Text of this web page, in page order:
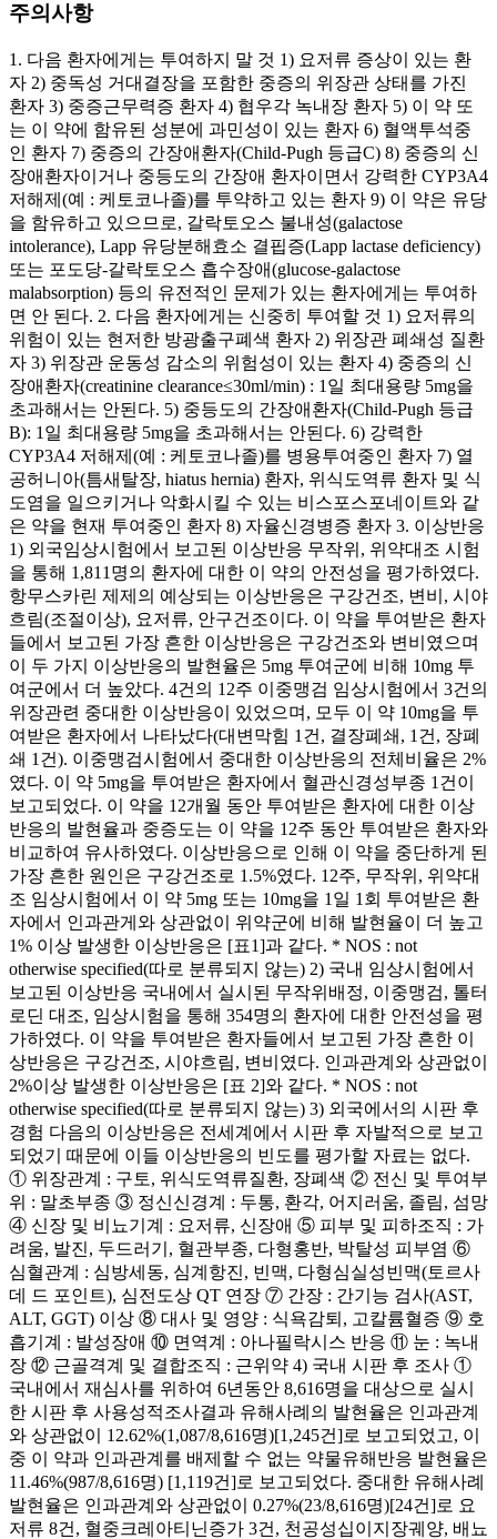
주의사항
1. 다음 환자에게는 투여하지 말 것 1) 요저류 증상이 있는 환
자 2) 중독성 거대결장을 포함한 중증의 위장관 상태를 가진
환자 3) 중증근무력증 환자 4) 협우각 녹내장 환자 5) 이 약 또
는 이 약에 함유된 성분에 과민성이 있는 환자 6) 혈액투석중
인 환자 7) 중증의 간장애환자(Child-Pugh 등급C) 8) 중증의 신
장애환자이거나 중등도의 간장애 환자이면서 강력한 CYP3A4
저해제(예 : 케토코나졸)를 투약하고 있는 환자 9) 이 약은 유당
을 함유하고 있으므로, 갈락토오스 불내성(galactose
intolerance), Lapp 유당분해효소 결핍증(Lapp lactase deficiency)
또는 포도당-갈락토오스 흡수장애(glucose-galactose
malabsorption) 등의 유전적인 문제가 있는 환자에게는 투여하
면 안 된다. 2. 다음 환자에게는 신중히 투여할 것 1) 요저류의
위험이 있는 현저한 방광출구폐색 환자 2) 위장관 폐쇄성 질환
자 3) 위장관 운동성 감소의 위험성이 있는 환자 4) 중증의 신
장애환자(creatinine clearance≤30ml/min) : 1일 최대용량 5mg을
초과해서는 안된다. 5) 중등도의 간장애환자(Child-Pugh 등급
B): 1일 최대용량 5mg을 초과해서는 안된다. 6) 강력한
CYP3A4 저해제(예 : 케토코나졸)를 병용투여중인 환자 7) 열
공허니아(틈새탈장, hiatus hernia) 환자, 위식도역류 환자 및 식
도염을 일으키거나 악화시킬 수 있는 비스포스포네이트와 같
은 약을 현재 투여중인 환자 8) 자율신경병증 환자 3. 이상반응
1) 외국임상시험에서 보고된 이상반응 무작위, 위약대조 시험
을 통해 1,811명의 환자에 대한 이 약의 안전성을 평가하였다.
항무스카린 제제의 예상되는 이상반응은 구강건조, 변비, 시야
흐림(조절이상), 요저류, 안구건조이다. 이 약을 투여받은 환자
들에서 보고된 가장 흔한 이상반응은 구강건조와 변비였으며
이 두 가지 이상반응의 발현율은 5mg 투여군에 비해 10mg 투
여군에서 더 높았다. 4건의 12주 이중맹검 임상시험에서 3건의
위장관련 중대한 이상반응이 있었으며, 모두 이 약 10mg을 투
여받은 환자에서 나타났다(대변막힘 1건, 결장폐쇄, 1건, 장폐
쇄 1건). 이중맹검시험에서 중대한 이상반응의 전체비율은 2%
였다. 이 약 5mg을 투여받은 환자에서 혈관신경성부종 1건이
보고되었다. 이 약을 12개월 동안 투여받은 환자에 대한 이상
반응의 발현율과 중증도는 이 약을 12주 동안 투여받은 환자와
비교하여 유사하였다. 이상반응으로 인해 이 약을 중단하게 된
가장 흔한 원인은 구강건조로 1.5%였다. 12주, 무작위, 위약대
조 임상시험에서 이 약 5mg 또는 10mg을 1일 1회 투여받은 환
자에서 인과관게와 상관없이 위약군에 비해 발현율이 더 높고
1% 이상 발생한 이상반응은 [표1]과 같다. * NOS : not
otherwise specified(따로 분류되지 않는) 2) 국내 임상시험에서
보고된 이상반응 국내에서 실시된 무작위배정, 이중맹검, 톨터
로딘 대조, 임상시험을 통해 354명의 환자에 대한 안전성을 평
가하였다. 이 약을 투여받은 환자들에서 보고된 가장 흔한 이
상반응은 구강건조, 시야흐림, 변비였다. 인과관계와 상관없이
2%이상 발생한 이상반응은 [표 2]와 같다. * NOS : not
otherwise specified(따로 분류되지 않는) 3) 외국에서의 시판 후
경험 다음의 이상반응은 전세계에서 시판 후 자발적으로 보고
되었기 때문에 이들 이상반응의 빈도를 평가할 자료는 없다.
① 위장관계 : 구토, 위식도역류질환, 장폐색 ② 전신 및 투여부
위 : 말초부종 ③ 정신신경계 : 두통, 환각, 어지러움, 졸림, 섬망
④ 신장 및 비뇨기계 : 요저류, 신장애 ⑤ 피부 및 피하조직 : 가
려움, 발진, 두드러기, 혈관부종, 다형홍반, 박탈성 피부염 ⑥
심혈관계 : 심방세동, 심계항진, 빈맥, 다형심실성빈맥(토르사
데 드 포인트), 심전도상 QT 연장 ⑦ 간장 : 간기능 검사(AST,
ALT, GGT) 이상 ⑧ 대사 및 영양 : 식욕감퇴, 고칼륨혈증 ⑨ 호
흡기계 : 발성장애 ⑩ 면역계 : 아나필락시스 반응 ⑪ 눈 : 녹내
장 ⑫ 근골격계 및 결합조직 : 근위약 4) 국내 시판 후 조사 ①
국내에서 재심사를 위하여 6년동안 8,616명을 대상으로 실시
한 시판 후 사용성적조사결과 유해사례의 발현율은 인과관계
와 상관없이 12.62%(1,087/8,616명)[1,245건]로 보고되었고, 이
중 이 약과 인과관계를 배제할 수 없는 약물유해반응 발현율은
11.46%(987/8,616명) [1,119건]로 보고되었다. 중대한 유해사례
발현율은 인과관계와 상관없이 0.27%(23/8,616명)[24건]로 요
저류 8건, 혈중크레아티닌증가 3건, 천공성십이지장궤양, 배뇨